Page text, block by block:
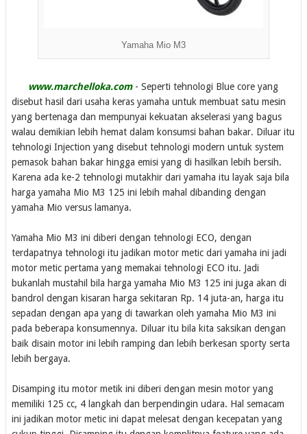
Yamaha Mio M3
www.marchelloka.com- Seperti tehnologi Blue core yang
disebut hasil dari usaha keras yamaha untuk membuat satu mesin
yang bertenaga dan mempunyai kekuatan akselerasi yang bagus
walau demikian lebih hemat dalam konsumsi bahan bakar. Diluar itu
tehnologi Injection yang disebut tehnologi modern untuk system
pemasok bahan bakar hingga emisi yang di hasilkan lebih bersih.
Karena ada ke-2 tehnologi mutakhir dari yamaha itu layak saja bila
harga yamaha Mio M3 125 ini lebih mahal dibanding dengan
yamaha Mio versus lamanya.
Yamaha Mio M3 ini diberi dengan tehnologi ECO, dengan
terdapatnya tehnologi itu jadikan motor metic dari yamaha ini jadi
motor metic pertama yang memakai tehnologi ECO itu. Jadi
bukanlah mustahil bila harga yamaha Mio M3 125 ini juga akan di
bandrol dengan kisaran harga sekitaran Rp. 14 juta-an, harga itu
sepadan dengan apa yang di tawarkan oleh yamaha Mio M3 ini
pada beberapa konsumennya. Diluar itu bila kita saksikan dengan
baik disain motor ini lebih ramping dan lebih berkesan sporty serta
lebih bergaya.
Disamping itu motor metik ini diberi dengan mesin motor yang
memiliki 125 cc, 4 langkah dan berpendingin udara. Hal semacam
ini jadikan motor metic ini dapat melesat dengan kecepatan yang